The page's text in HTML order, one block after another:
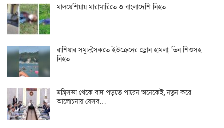
মালয়েশিয়ায় মারামারিতে ৩ বাংলাদেশি নিহত
রাশিয়ার সমুদ্রসৈকতে ইউক্রেনের ড্রোন হামলা, তিন শিশুসহ
নিহত…
মন্ত্রিসভা থেকে বাদ পড়তে পারেন অনেকেই, নতুন করে
আলোচনায় যেসব…